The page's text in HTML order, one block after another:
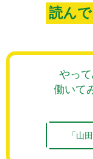
読ん
やっ
働いて
「山